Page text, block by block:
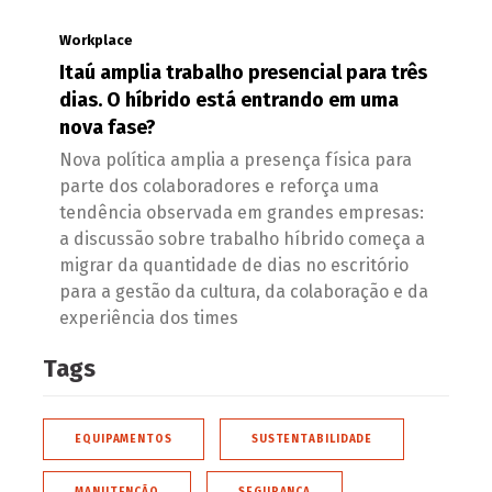
Workplace
Itaú amplia trabalho presencial para três
dias. O híbrido está entrando em uma
nova fase?
Nova política amplia a presença física para
parte dos colaboradores e reforça uma
tendência observada em grandes empresas:
a discussão sobre trabalho híbrido começa a
migrar da quantidade de dias no escritório
para a gestão da cultura, da colaboração e da
experiência dos times
Tags
EQUIPAMENTOS SUSTENTABILIDADE